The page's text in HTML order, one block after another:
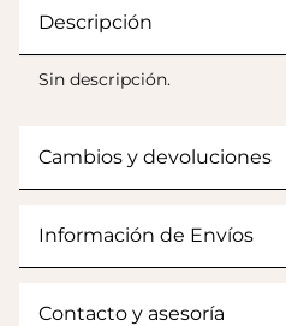
Descripción
Sin descripción.
Cambios y devoluciones
Información de Envíos
Contacto y asesoría
$175.000